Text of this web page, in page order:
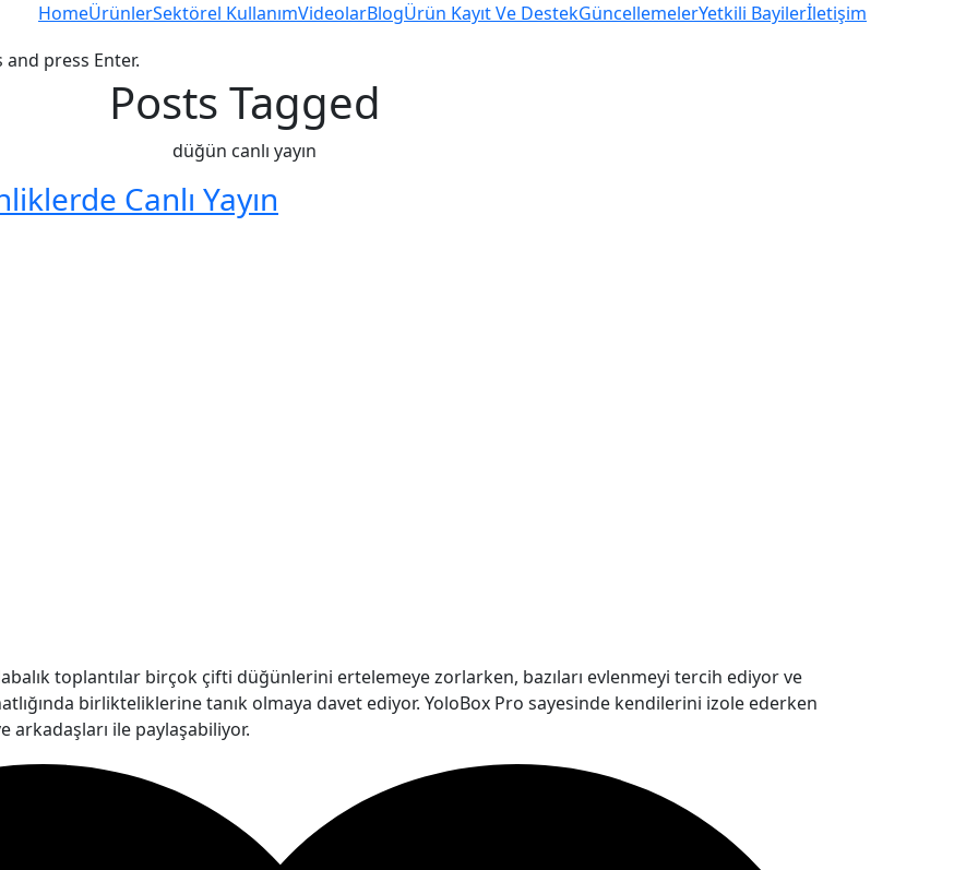
HomeÜrünlerSektörel KullanımVideolarBlogÜrün Kayıt Ve DestekGüncellemelerYetkili Bayilerİletişim
press Enter.
Posts Tagged
düğün canlı yayın
Canlı Yayın
toplantılar birçok çifti düğünlerini ertelemeye zorlarken, bazıları evlenmeyi tercih ediyor ve
birlikteliklerine tanık olmaya davet ediyor. YoloBox Pro sayesinde kendilerini izole ederken
arkadaşları ile paylaşabiliyor.